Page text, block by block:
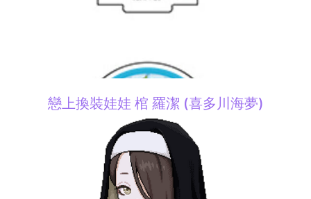
戀上換裝娃娃 棺 羅潔 (喜多川海夢)